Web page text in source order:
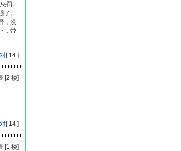
罚。
。
，没
，带
[14 ]
[2 楼]
[14 ]
[1 楼]